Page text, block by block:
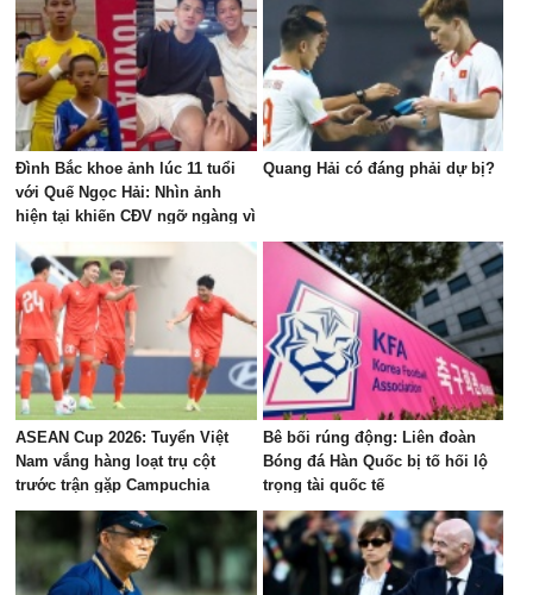
Đình Bắc khoe ảnh lúc 11 tuổi
với Quế Ngọc Hải: Nhìn ảnh
hiện tại khiến CĐV ngỡ ngàng vì
dậy thì quá thành công
Quang Hải có đáng phải dự bị?
ASEAN Cup 2026: Tuyển Việt
Nam vắng hàng loạt trụ cột
trước trận gặp Campuchia
Bê bối rúng động: Liên đoàn
Bóng đá Hàn Quốc bị tố hối lộ
trọng tài quốc tế